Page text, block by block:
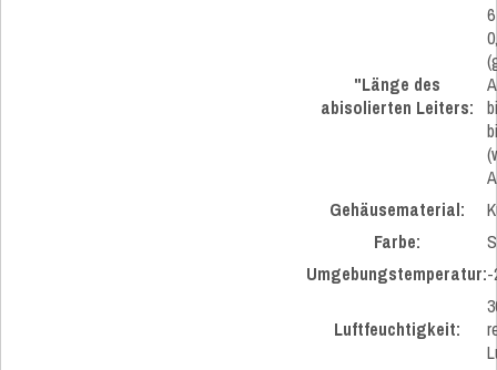
"Länge des
abisolierten Leiters:
Gehäusematerial:
Farbe:
Umgebungstemperatur:-
Luftfeuchtigkeit: